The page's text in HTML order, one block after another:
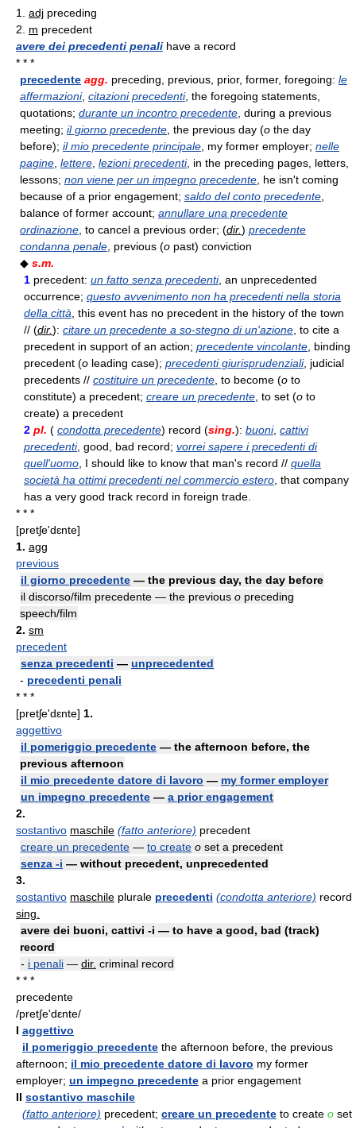
1. adj preceding
2. m precedent
avere dei precedenti penali have a record
* * *
precedente agg. preceding, previous, prior, former, foregoing: le
affermazioni, citazioni precedenti, the foregoing statements,
quotations; durante un incontro precedente , during a previous
meeting; il giorno precedente , the previous day (o the day
before); il mio precedente principale , my former employer; nelle
pagine lettere lezioni precedenti, in the preceding pages, letters,
lessons; non viene per un impegno precedente , he isn't coming
because of a prior engagement; saldo del conto precedente
balance of former account; annullare una precedente
ordinazione , to cancel a previous order; (dir.) precedente
condanna penale , previous (o past) conviction
◆ s.m.
1 precedent: un fatto senza precedenti, an unprecedented
occurrence; questo avvenimento non ha precedenti nella storia
della città , this event has no precedent in the history of the town
// (dir.): citare un precedente a so-stegno di un'azione , to cite a
precedent in support of an action; precedente vincolante , binding
precedent (o leading case); precedenti giurisprudenziali, judicial
precedents // costituire un precedente , to become (o to
constitute) a precedent; creare un precedente , to set (o to
create) a precedent
2 pl. ( condotta precedente) record (sing.): buoni, cattivi
precedenti, good, bad record; vorrei sapere i precedenti di
quell'uomo , I should like to know that man's record // quella
società ha ottimi precedenti nel commercio estero , that company
has a very good track record in foreign trade.
* * *
[pretʃe'dɛnte]
1. agg
previous
il giorno precedente — the previous day, the day before
il discorso/film precedente — the previous o preceding
speech/film
2. sm
precedent
senza precedenti — unprecedented
- precedenti penali
* * *
[pretʃe'dɛnte] 1.
aggettivo
il pomeriggio precedente — the afternoon before, the
previous afternoon
il mio precedente datore di lavoro — my former employer
un impegno precedente — a prior engagement
2.
sostantivo maschile (fatto anteriore) precedent
creare un precedente — to create o set a precedent
senza -i — without precedent, unprecedented
3.
sostantivo maschile plurale precedenti (condotta anteriore) record
sing.
avere dei buoni, cattivi -i — to have a good, bad (track)
record
- i penali — dir. criminal record
* * *
precedente
/pret∫e'dεnte/
I aggettivo
il pomeriggio precedente the afternoon before, the previous
afternoon; il mio precedente datore di lavoro my former
employer; un impegno precedente a prior engagement
II sostantivo maschile
(fatto anteriore) precedent; creare un precedente to create o set